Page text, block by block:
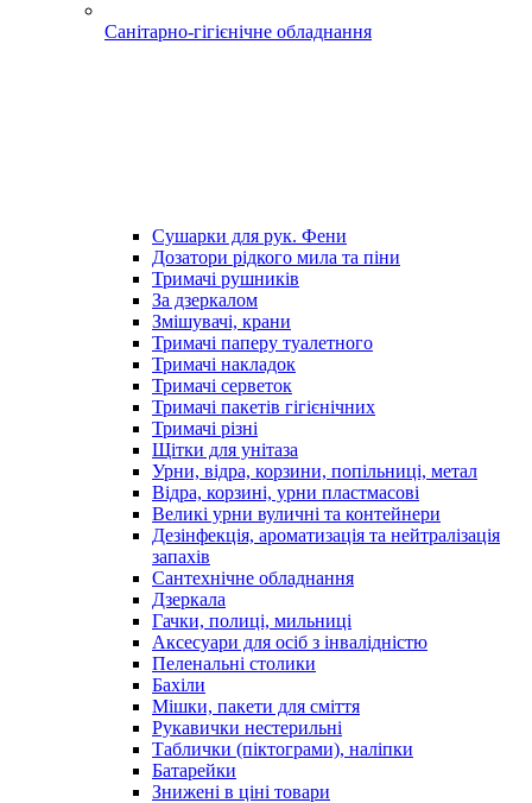
Санітарно-гігієнічне обладнання
Сушарки для рук. Фени
Дозатори рідкого мила та піни
Тримачі рушників
За дзеркалом
Змішувачі, крани
Тримачі паперу туалетного
Тримачі накладок
Тримачі серветок
Тримачі пакетів гігієнічних
Тримачі різні
Щітки для унітаза
Урни, відра, корзини, попільниці, метал
Відра, корзині, урни пластмасові
Великі урни вуличні та контейнери
Дезінфекція, ароматизація та нейтралізація
запахів
Сантехнічне обладнання
Дзеркала
Гачки, полиці, мильниці
Аксесуари для осіб з інвалідністю
Пеленальні столики
Бахіли
Мішки, пакети для сміття
Рукавички нестерильні
Таблички (піктограми), наліпки
Батарейки
Знижені в ціні товари